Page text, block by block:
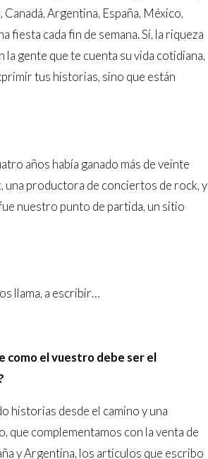
Argentina, España, México,
fiesta cada fin de semana. Sí, la riqueza
gente que te cuenta su vida cotidiana,
tus historias, sino que están
años había ganado más de veinte
una productora de conciertos de rock, y
nuestro punto de partida, un sitio
llama, a escribir…
como el vuestro debe ser el
historias desde el camino y una
que complementamos con la venta de
y Argentina, los artículos que escribo